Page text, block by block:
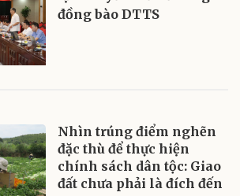
đồng bào DTTS
Nhìn trúng điểm nghẽn
đặc thù để thực hiện
chính sách dân tộc: Giao
đất chưa phải là đích đến